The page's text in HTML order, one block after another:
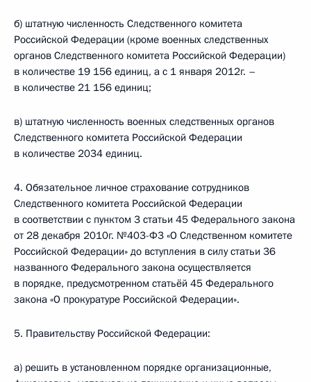
б) штатную численность Следственного комитета
Российской Федерации (кроме военных следственных
органов Следственного комитета Российской Федерации)
в количестве 19 156 единиц, а с 1 января 2012г. –
в количестве 21 156 единиц;
в) штатную численность военных следственных органов
Следственного комитета Российской Федерации
в количестве 2034 единиц.
4. Обязательное личное страхование сотрудников
Следственного комитета Российской Федерации
в соответствии с пунктом 3 статьи 45 Федерального закона
от 28 декабря 2010г. №403-Ф3 «О Следственном комитете
Российской Федерации» до вступления в силу статьи 36
названного Федерального закона осуществляется
в порядке, предусмотренном статьёй 45 Федерального
закона «О прокуратуре Российской Федерации».
5. Правительству Российской Федерации:
а) решить в установленном порядке организационные,